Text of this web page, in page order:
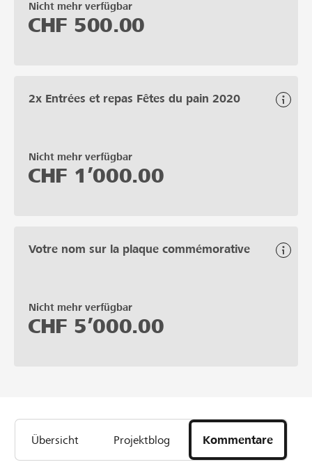
Nicht mehr verfügbar
CHF 500.00
2x Entrées et repas Fêtes du pain 2020
Nicht mehr verfügbar
CHF 1’000.00
Votre nom sur la plaque commémorative
Nicht mehr verfügbar
CHF 5’000.00
Übersicht Projektblog Kommentare